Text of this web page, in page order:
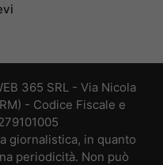
365 SRL - Via Nicola
- Codice Fiscale e
giornalistica, in quanto
periodicità. Non può